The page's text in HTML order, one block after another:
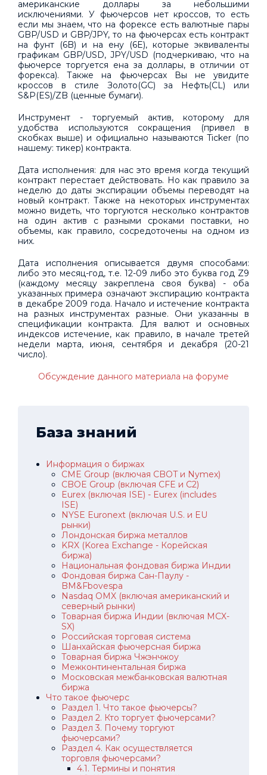
американские доллары за небольшими
исключениями. У фьючерсов нет кроссов, то есть
если мы знаем, что на форексе есть валютные пары
GBP/USD и GBP/JPY, то на фьючерсах есть контракт
на фунт (6B) и на ену (6E), которые эквиваленты
графикам GBP/USD, JPY/USD (подчеркиваю, что на
фьючерсе торгуется ена за доллары, в отличии от
форекса). Также на фьючерсах Вы не увидите
кроссов в стиле Золото(GC) за Нефть(CL) или
S&P(ES)/ZB (ценные бумаги).
Инструмент - торгуемый актив, которому для
удобства используются сокращения (привел в
скобках выше) и официально называются Ticker (по
нашему: тикер) контракта.
Дата исполнения: для нас это время когда текущий
контракт перестает действовать. Но как правило за
неделю до даты экспирации объемы переводят на
новый контракт. Также на некоторых инструментах
можно видеть, что торгуются несколько контрактов
на один актив с разными сроками поставки, но
объемы, как правило, сосредоточены на одном из
них.
Дата исполнения описывается двумя способами:
либо это месяц-год, т.е. 12-09 либо это буква год Z9
(каждому месяцу закреплена своя буква) - оба
указанных примера означают экспирацию контракта
в декабре 2009 года. Начало и истечение контракта
на разных инструментах разные. Они указанны в
спецификации контракта. Для валют и основных
индексов истечение, как правило, в начале третей
недели марта, июня, сентября и декабря (20-21
число).
Обсуждение данного материала на форуме
База знаний
Информация о биржах
CME Group (включая CBOT и Nymex)
CBOE Group (включая CFE и C2)
Eurex (включая ISE) - Eurex (includes
ISE)
NYSE Euronext (включая U.S. и EU
рынки)
Лондонская биржа металлов
KRX (Korea Exchange - Корейская
биржа)
Национальная фондовая биржа Индии
Фондовая биржа Сан-Паулу -
BM&Fbovespa
Nasdaq OMX (включая американский и
северный рынки)
Товарная биржа Индии (включая MCX-
SX)
Российская торговая система
Шанхайская фьючерсная биржа
Товарная биржа Чжэнчжоу
Межконтинентальная биржа
Московская межбанковская валютная
биржа
Что такое фьючерс
Раздел 1. Что такое фьючерсы?
Раздел 2. Кто торгует фьючерсами?
Раздел 3. Почему торгуют
фьючерсами?
Раздел 4. Как осуществляется
торговля фьючерсами?
4.1. Термины и понятия